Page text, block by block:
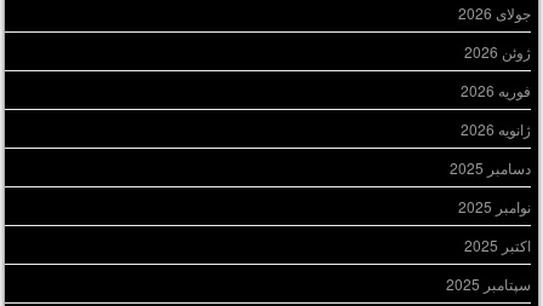
جولای 2026
ژوئن 2026
فوریه 2026
ژانویه 2026
دسامبر 2025
نوامبر 2025
اکتبر 2025
سپتامبر 2025